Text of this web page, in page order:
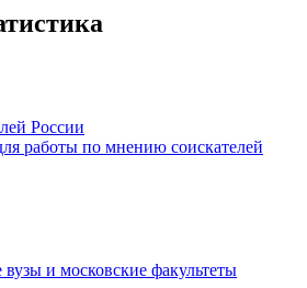
России
работы по мнению соискателей
и московские факультеты